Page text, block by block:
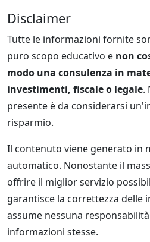
Disclaimer
Tutte le informazioni fornite
puro scopo educativo e non
modo una consulenza in
investimenti, fiscale o legale.
presente è da considerarsi
risparmio.
Il contenuto viene generato in
automatico. Nonostante il
offrire il miglior servizio
garantisce la correttezza delle
assume nessuna
informazioni stesse.